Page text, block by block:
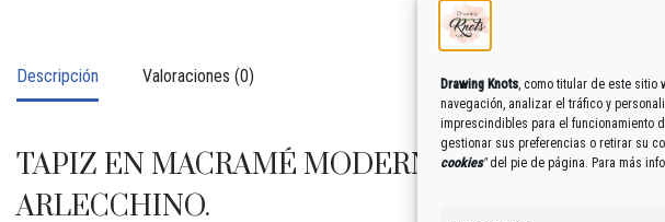
Drawing Knots , como titular de este
navegación, analizar el tráfico y
imprescindibles para el funcionamiento
gestionar sus preferencias o retirar su
cookies"del pie de página. Para más
Descripción Valoraciones (0)
TAPIZ EN MACRAMÉ MODERNO INSPIRADO
ARLECCHINO.